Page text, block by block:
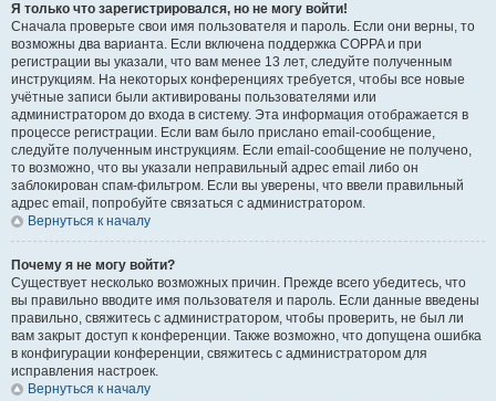
Я только что зарегистрировался, но не могу войти!
Сначала проверьте свои имя пользователя и пароль. Если они верны, то
возможны два варианта. Если включена поддержка COPPA и при
регистрации вы указали, что вам менее 13 лет, следуйте полученным
инструкциям. На некоторых конференциях требуется, чтобы все новые
учётные записи были активированы пользователями или
администратором до входа в систему. Эта информация отображается в
процессе регистрации. Если вам было прислано email-сообщение,
следуйте полученным инструкциям. Если email-сообщение не получено,
то возможно, что вы указали неправильный адрес email либо он
заблокирован спам-фильтром. Если вы уверены, что ввели правильный
адрес email, попробуйте связаться с администратором.
Вернуться к началу
Почему я не могу войти?
Существует несколько возможных причин. Прежде всего убедитесь, что
вы правильно вводите имя пользователя и пароль. Если данные введены
правильно, свяжитесь с администратором, чтобы проверить, не был ли
вам закрыт доступ к конференции. Также возможно, что допущена ошибка
в конфигурации конференции, свяжитесь с администратором для
исправления настроек.
Вернуться к началу